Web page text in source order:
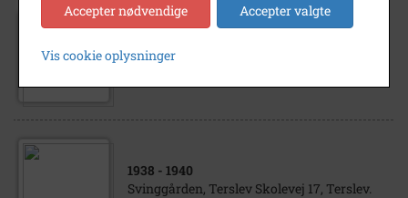
1930- 1935
Præstegårdsforpagterens stald, Terslev
1938 - 1940
Svinggården, Terslev Skolevej 17, Terslev.
Accepter nødvendige Accepter valgte
Vis cookie oplysninger